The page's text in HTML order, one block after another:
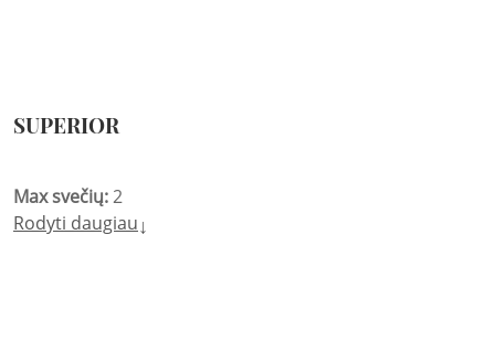
SUPERIOR
Max svečių:2
Rodyti daugiau